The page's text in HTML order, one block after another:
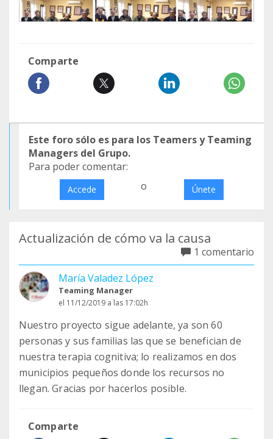
Comparte
Este foro sólo es para los Teamers y Teaming
Managers del Grupo.
Para poder comentar:
Accede o Únete
Actualización de cómo va la causa
1 comentario
María Valadez López
Teaming Manager
el 11/12/2019 a las 17:02h
Nuestro proyecto sigue adelante, ya son 60
personas y sus familias las que se benefician de
nuestra terapia cognitiva; lo realizamos en dos
municipios pequeños donde los recursos no
llegan. Gracias por hacerlos posible.
Comparte